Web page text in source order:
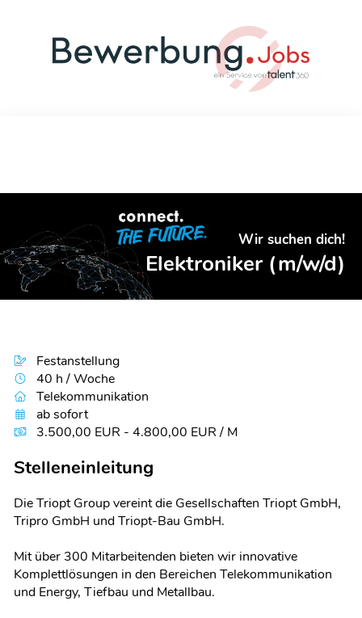
Wir suchen dich!
Elektroniker (m/w/d)
Festanstellung
40 h / Woche
Telekommunikation
ab sofort
3.500,00 EUR - 4.800,00 EUR / M
Stelleneinleitung
Die Triopt Group vereint die Gesellschaften Triopt GmbH,
Tripro GmbH und Triopt-Bau GmbH.
Mit über 300 Mitarbeitenden bieten wir innovative
Komplettlösungen in den Bereichen Telekommunikation
und Energy, Tiefbau und Metallbau.